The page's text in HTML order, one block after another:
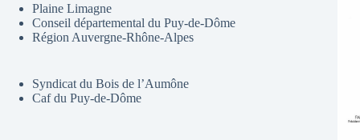
Plaine Limagne
Conseil départemental du Puy-de-Dôme
Région Auvergne-Rhône-Alpes
Syndicat du Bois de l’Aumône
Caf du Puy-de-Dôme